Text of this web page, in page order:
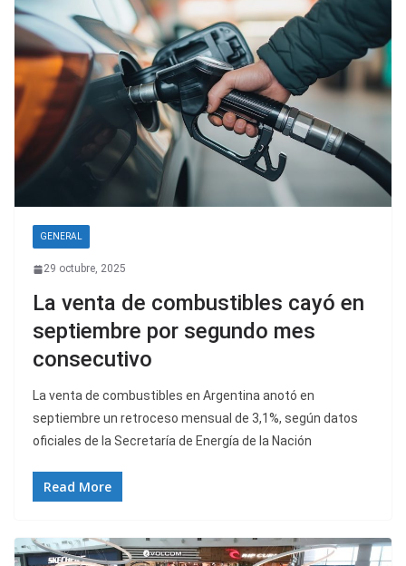
GENERAL
29 octubre, 2025
La venta de combustibles cayó en
septiembre por segundo mes
consecutivo
La venta de combustibles en Argentina anotó en
septiembre un retroceso mensual de 3,1%, según datos
oficiales de la Secretaría de Energía de la Nación
Read More